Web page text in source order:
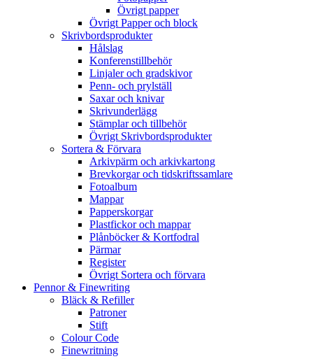
Övrigt papper
Övrigt Papper och block
Skrivbordsprodukter
Hålslag
Konferenstillbehör
Linjaler och gradskivor
Penn- och prylställ
Saxar och knivar
Skrivunderlägg
Stämplar och tillbehör
Övrigt Skrivbordsprodukter
Sortera & Förvara
Arkivpärm och arkivkartong
Brevkorgar och tidskriftssamlare
Fotoalbum
Mappar
Papperskorgar
Plastfickor och mappar
Plånböcker & Kortfodral
Pärmar
Register
Övrigt Sortera och förvara
Pennor & Finewriting
Bläck & Refiller
Patroner
Stift
Colour Code
Finewritning